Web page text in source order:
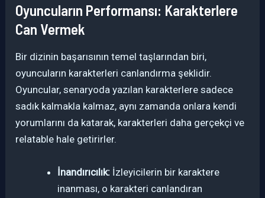
Oyuncuların Performansı: Karakterlere
Can Vermek
Bir dizinin başarısının temel taşlarından biri,
oyuncuların karakterleri canlandırma şeklidir.
Oyuncular, senaryoda yazılan karakterlere sadece
sadık kalmakla kalmaz, aynı zamanda onlara kendi
yorumlarını da katarak, karakterleri daha gerçekçi ve
relatable hale getirirler.
İnandırıcılık: İzleyicilerin bir karaktere
inanması, o karakteri canlandıran